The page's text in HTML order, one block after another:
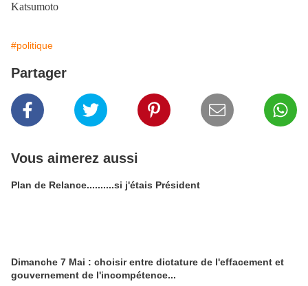
Katsumoto
#politique
Partager
Vous aimerez aussi
Plan de Relance..........si j'étais Président
Dimanche 7 Mai : choisir entre dictature de l'effacement et
gouvernement de l'incompétence...